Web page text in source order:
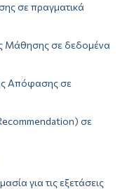
σε πραγματικά
Μάθησης σε δεδομένα
Απόφασης σε
σε
για τις εξετάσεις